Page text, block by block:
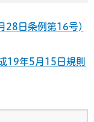
28日条例第16号)
19年5月15日規則